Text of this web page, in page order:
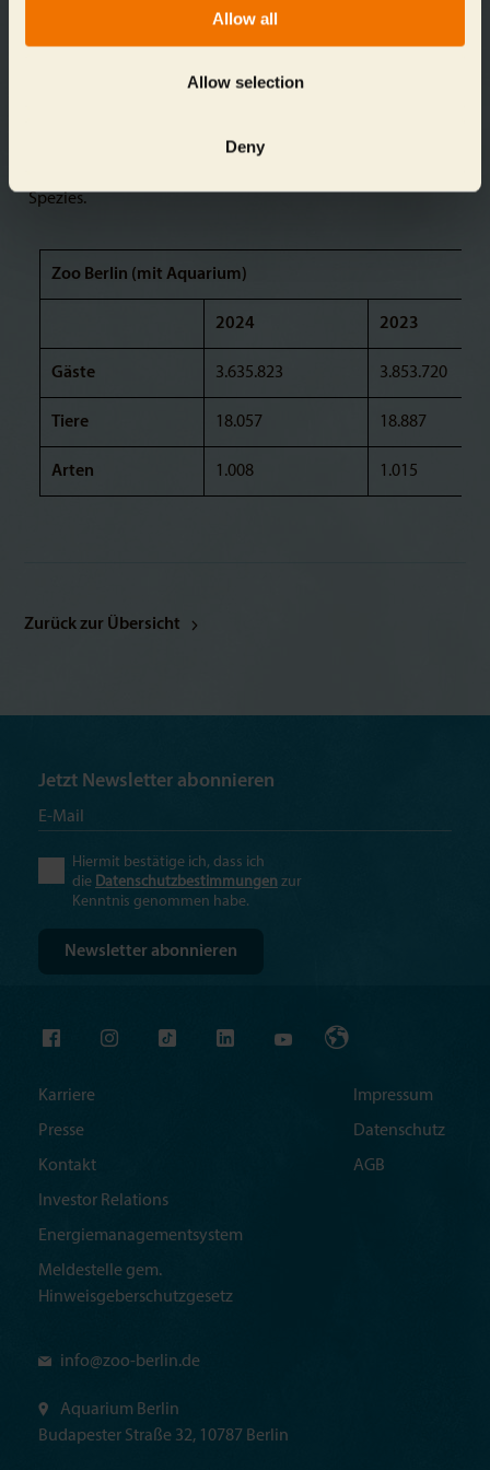
Allow all
Allow selection
Deny
gestaltete Anlage bietet Zwergottern, Hirschebern und
Inselwelt. Die Geburt von drei Giraffenjungtieren war ein
und auch die Geburt von zwei Sumatra-Tigern ist ein
Spezies.
Zoo Berlin (mit Aquarium)
2024 2023
Gäste 3.635.823 3.853.720
Tiere 18.057 18.887
Arten 1.008 1.015
Zurück zur Übersicht
Karriere
Presse
Kontakt
Investor Relations
Energiemanagementsystem
Meldestelle gem.
Hinweisgeberschutzgesetz
Impressum
Datenschutz
AGB
info@zoo-berlin.de
Aquarium Berlin
Budapester Straße 32, 10787 Berlin
Jetzt Newsletter abonnieren
Hiermit bestätige ich, dass ich
die Datenschutzbestimmungen zur
Kenntnis genommen habe.